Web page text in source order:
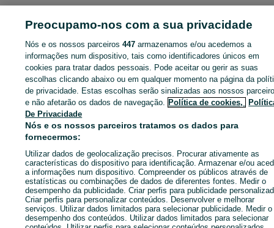
Entra na tua conta OLX ou cria uma nova para contactares
anunciante
Entrar ou criar conta
Ligar / SMS Enviar mensagem
Preocupamo-nos com a sua privacidade
Nós e os nossos parceiros447 armazenamos e/ou acedemos a
informações num dispositivo, tais como identificadores únicos em
cookies para tratar dados pessoais. Pode aceitar ou gerir as suas
escolhas clicando abaixo ou em qualquer momento na página da
de privacidade. Estas escolhas serão sinalizadas aos nossos
e não afetarão os dados de navegação. Política de cookies,
De Privacidade
Nós e os nossos parceiros tratamos os dados para
fornecermos:
Utilizar dados de geolocalização precisos. Procurar ativamente as
características do dispositivo para identificação. Armazenar e/ou
a informações num dispositivo. Compreender os públicos através de
estatísticas ou combinações de dados de diferentes fontes. Medir o
desempenho da publicidade. Criar perfis para publicidade
Criar perfis para personalizar conteúdos. Desenvolver e melhorar
serviços. Utilizar dados limitados para selecionar publicidade. Medir o
desempenho dos conteúdos. Utilizar dados limitados para selecionar